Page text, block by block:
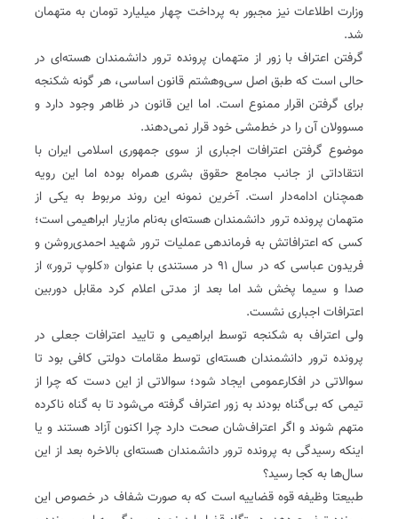
وزارت اطلاعات نیز مجبور به پرداخت چهار میلیارد تومان به متهمان
شد.
گرفتن اعتراف با زور از متهمان پرونده ترور دانشمندان هسته‌ای در
حالی است که طبق اصل سی‌وهشتم قانون اساسی، هر گونه شکنجه
برای گرفتن اقرار ممنوع است. اما این قانون در ظاهر وجود دارد و
مسوولان آن را در خط‌مشی خود قرار نمی‌دهند.
موضوع گرفتن اعترافات اجباری از سوی جمهوری اسلامی ایران با
انتقاداتی از جانب مجامع حقوق بشری همراه بوده اما این رویه
همچنان ادامه‌دار است. آخرین نمونه این روند مربوط به یکی از
متهمان پرونده ترور دانشمندان هسته‌ای به‌نام مازیار ابراهیمی است؛
کسی که اعترافاتش به فرماندهی عملیات ترور شهید احمدی‌روشن و
فریدون عباسی که در سال ۹۱ در مستندی با عنوان «کلوپ ترور» از
صدا و سیما پخش شد اما بعد از مدتی اعلام کرد مقابل دوربین
اعترافات اجباری نشست.
ولی اعتراف به شکنجه توسط ابراهیمی و تایید اعترافات جعلی در
پرونده ترور دانشمندان هسته‌ای توسط مقامات دولتی کافی بود تا
سوالاتی در افکارعمومی ایجاد شود؛ سوالاتی از این دست که چرا از
تیمی که بی‌گناه بودند به زور اعتراف گرفته می‌شود تا به گناه ناکرده
متهم شوند و اگر اعتراف‌شان صحت دارد چرا اکنون آزاد هستند و یا
اینکه رسیدگی به پرونده ترور دانشمندان هسته‌ای بالاخره بعد از این
سال‌ها به کجا رسید؟
طبیعتا وظیفه قوه قضاییه است که به صورت شفاف در خصوص این